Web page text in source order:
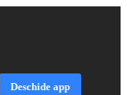
Deschide app